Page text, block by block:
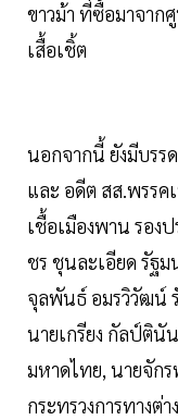
ขาวม้า ที่ซื้อมาจาก
เสื้อเชิ้ต
นอกจากนี้ ยังมีบรร
และ อดีต สส.พรรค
เชื้อเมืองพาน รอง
ชร ชุนละเอียด รัฐ
จุลพันธ์ อมรวิวัฒน์ รั
นายเกรียง กัลป์ตินั
มหาดไทย, นายจัก
กระทรวงการทางต่